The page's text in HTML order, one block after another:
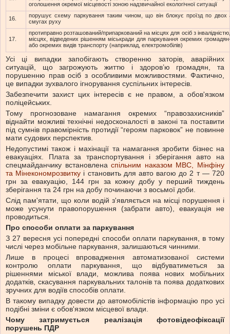
оголошення окремої місцевості зоною надзвичайної екологічної ситуації
16.
порушує схему паркування таким чином, що він блокує проїзд по двох
смугах руху
17.
протиправно розташований/припаркований на місцях для осіб з
місцях, відведених рішенням міськради для паркування окремих громадян-
або окремих видів транспорту (наприклад, електромобілів)
Усі ці випадки запобігають створенню заторів, аварійних
ситуацій, що загрожують життю і здоров’ю громадян, та
порушенню прав осіб з особливими можливостями. Фактично,
це випадки зухвалого ігнорування суспільних інтересів.
Забезпечити захист цих інтересів є не правом, а обов'язком
поліцейських.
Тому прогнозоване намагання окремих “правозахисників”
віднайти можливі технічні недосконалості в законі та поставити
під сумнів правомірність протидії “героям парковок” не повинне
мати судових перспектив.
Недопустимі також і махінації та намагання зробити бізнес на
евакуаціях. Плата за транспортування і зберігання авто на
спецмайданчику встановленаспільним наказом МВС, Мінфіну
та Мінекономрозвитку і становить для авто вагою до 2 т — 720
грн за евакуацію, 144 грн за кожну добу у перший тиждень
зберігання та 24 грн на добу починаючи з восьмої доби.
Слід пам'ятати, що коли водій з'являється на місці порушення і
може усунути правопорушення (забрати авто), евакуація не
проводиться.
Про способи оплати за паркування
З 27 вересня усі попередні способи оплати паркування, в тому
числі через мобільне паркування, залишаються чинними.
Лише в процесі впровадження автоматизованої системи
контролю оплати паркування, що відбуватиметься за
рішеннями міської влади, можлива поява нових мобільних
додатків, скасування паркувальних талонів та поява додаткових
зручних для водіїв способів оплати.
В такому випадку довести до автомобілістів інформацію про усі
подібні зміни є обов'язком місцевої влади.
Чому затримується реалізація фотовідеофіксації
порушень ПДР